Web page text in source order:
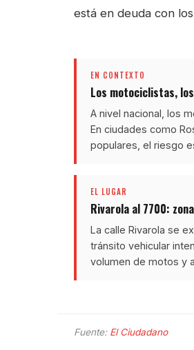
está en deuda con
EN CONTEXTO
Los motociclistas,
A nivel nacional, los
En ciudades como
populares, el riesgo
EL LUGAR
Rivarola al 7700:
La calle Rivarola se
tránsito vehicular
volumen de motos y
Fuente: El Ciudadano